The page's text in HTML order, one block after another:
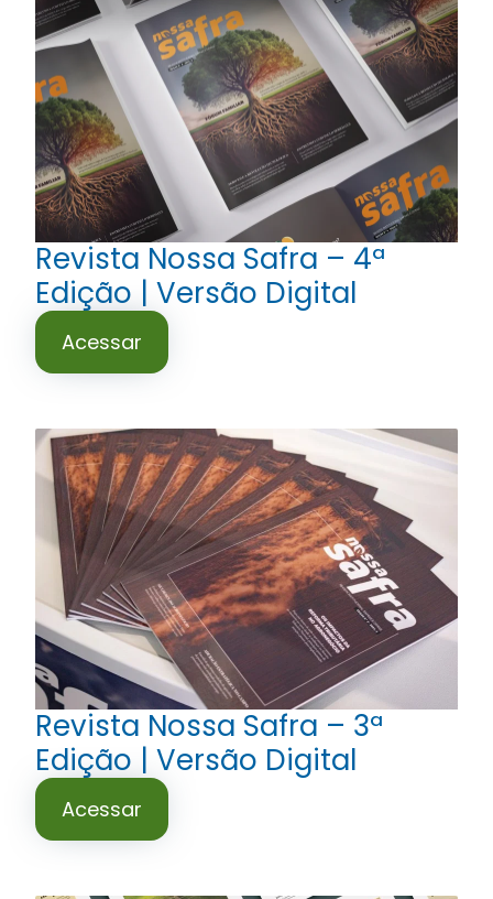
Revista Nossa Safra – 4ª
Edição | Versão Digital
Acessar
Revista Nossa Safra – 3ª
Edição | Versão Digital
Acessar